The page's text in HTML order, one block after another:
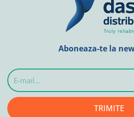
Aboneaza-te la
E-
mail...
TRIMITE